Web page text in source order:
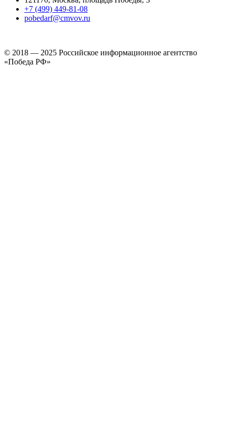
+7 (499) 449-81-08
pobedarf@cmvov.ru
© 2018 — 2025 Российское информационное агентство
«Победа РФ»